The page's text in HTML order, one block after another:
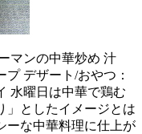
マンの中華炒め 汁
デザート/おやつ：
水曜日は中華で鶏む
」としたイメージとは
ーな中華料理に仕上が